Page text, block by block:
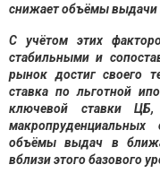
снижает объёмы выдачи
С учётом этих
стабильными и
рынок достиг своего
ставка по льготной
ключевой ставки
объёмы выдач в
вблизи этого базового